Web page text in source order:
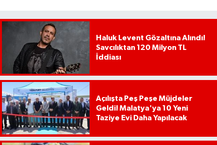
Haluk Levent Gözaltına Alındı!
Savcılıktan 120 Milyon TL
İddiası
Açılışta Peş Peşe Müjdeler
Geldi! Malatya'ya 10 Yeni
Taziye Evi Daha Yapılacak